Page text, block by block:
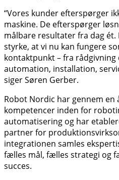
“Vores kunder efterspørger
maskine. De efterspørger
målbare resultater fra dag
styrke, at vi nu kan fungere
kontaktpunkt – fra rådgivning
automation, installation,
siger Søren Gerber.
Robot Nordic har gennem
kompetencer inden for
automatisering og har
partner for
integrationen samles
fælles mål, fælles strategi og
succes.